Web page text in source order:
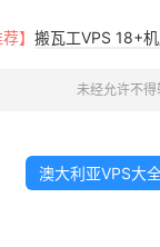
】 搬瓦工VPS 18+
未经允许不得
澳大利亚VPS大